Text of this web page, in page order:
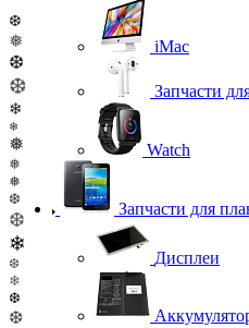
❆
❅
❆
❆
❄
❄
❅
❅
❅
❆
❆
❄
❆
❄
❆
❆
iMac
Запчасти
Watch
Запчасти для
Дисплеи